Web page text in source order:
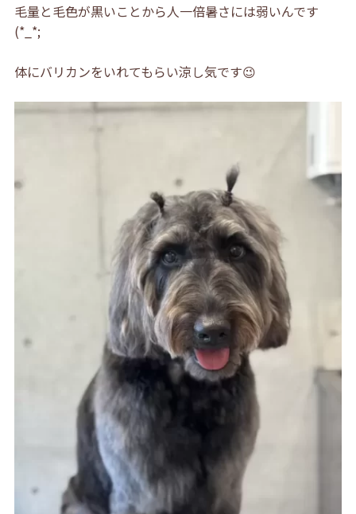
毛量と毛色が黒いことから人一倍暑さには弱いんです
(*_*;
体にバリカンをいれてもらい涼し気です😉